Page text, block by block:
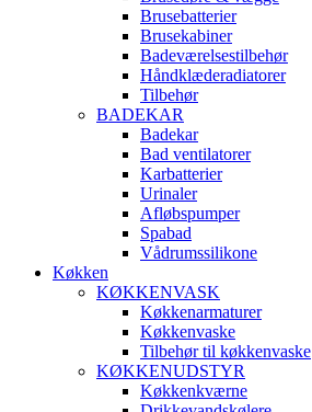
Brusebatterier
Brusekabiner
Badeværelsestilbehør
Håndklæderadiatorer
Tilbehør
BADEKAR
Badekar
Bad ventilatorer
Karbatterier
Urinaler
Afløbspumper
Spabad
Vådrumssilikone
Køkken
KØKKENVASK
Køkkenarmaturer
Køkkenvaske
Tilbehør til køkkenvaske
KØKKENUDSTYR
Køkkenkværne